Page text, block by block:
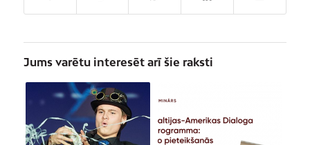
Jums varētu interesēt arī šie raksti